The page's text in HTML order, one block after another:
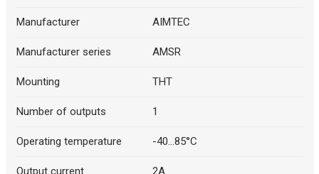
Manufacturer AIMTEC
Manufacturer series AMSR
Mounting THT
Number of outputs 1
Operating temperature -40...85°C
Output current 2A